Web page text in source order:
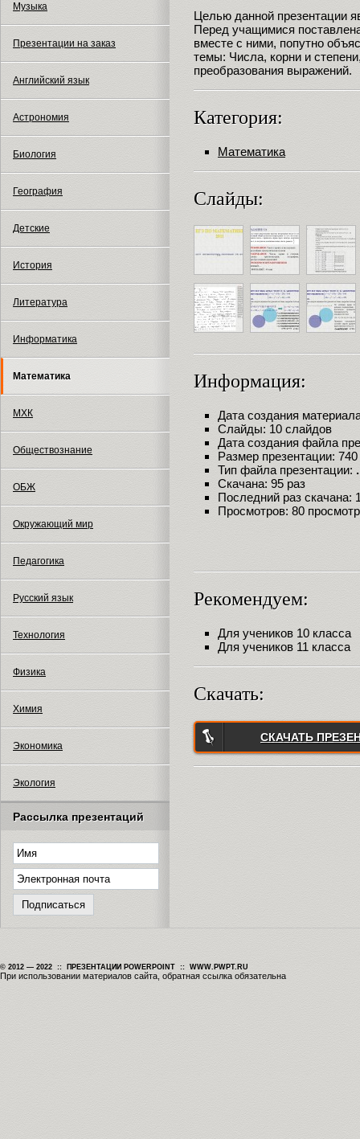
Музыка
Презентации на заказ
Английский язык
Астрономия
Биология
География
Детские
История
Литература
Информатика
Математика
МХК
Обществознание
ОБЖ
Окружающий мир
Педагогика
Русский язык
Технология
Физика
Химия
Экономика
Экология
Рассылка презентаций
Целью данной презентации
Перед учащимися
вместе с ними, попутно
темы: Числа, корни и
преобразования выражений.
Категория:
Математика
Слайды:
Информация:
Дата создания
Слайды: 10 слайдов
Дата создания файла
Размер презентации:
Тип файла презентации:
Скачана: 95 раз
Последний раз скачана:
Просмотров: 80
Рекомендуем:
Для учеников 10 класса
Для учеников 11 класса
Скачать:
СКАЧАТЬ
© 2012 — 2022 :: ПРЕЗЕНТАЦИИ POWERPOINT :: WWW.PWPT.RU
При использовании материалов сайта, обратная ссылка обязательна